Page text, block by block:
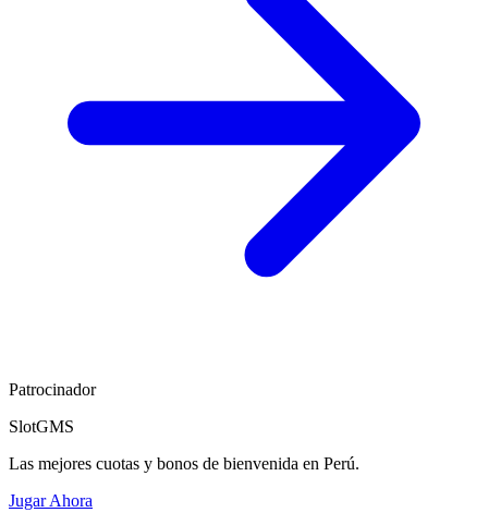
Patrocinador
SlotGMS
Las mejores cuotas y bonos de bienvenida en Perú.
Jugar Ahora